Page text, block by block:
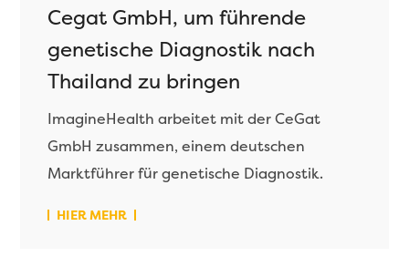
Cegat GmbH, um führende
genetische Diagnostik nach
Thailand zu bringen
ImagineHealth arbeitet mit der CeGat
GmbH zusammen, einem deutschen
Marktführer für genetische Diagnostik.
HIER MEHR